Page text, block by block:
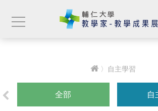
〉自主學習
全部 自